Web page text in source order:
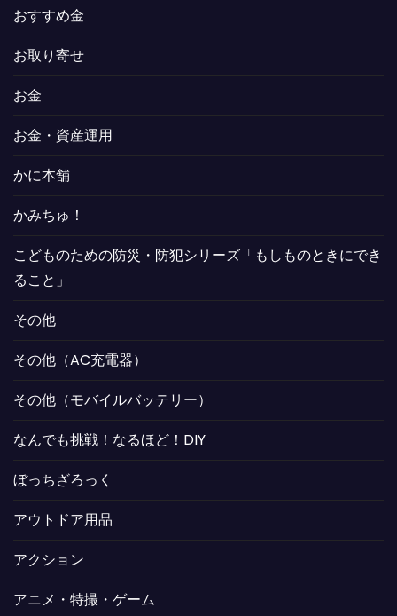
おすすめ金
お取り寄せ
お金
お金・資産運用
かに本舗
かみちゅ！
こどものための防災・防犯シリーズ「もしものときにでき
ること」
その他
その他（AC充電器）
その他（モバイルバッテリー）
なんでも挑戦！なるほど！DIY
ぼっちざろっく
アウトドア用品
アクション
アニメ・特撮・ゲーム